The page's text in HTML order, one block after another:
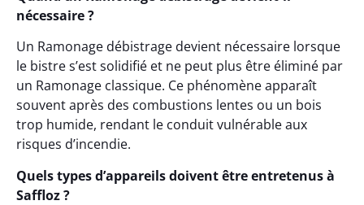
nécessaire ?
Un Ramonage débistrage devient nécessaire lorsque
le bistre s’est solidifié et ne peut plus être éliminé par
un Ramonage classique. Ce phénomène apparaît
souvent après des combustions lentes ou un bois
trop humide, rendant le conduit vulnérable aux
risques d’incendie.
Quels types d’appareils doivent être entretenus à
Saffloz ?